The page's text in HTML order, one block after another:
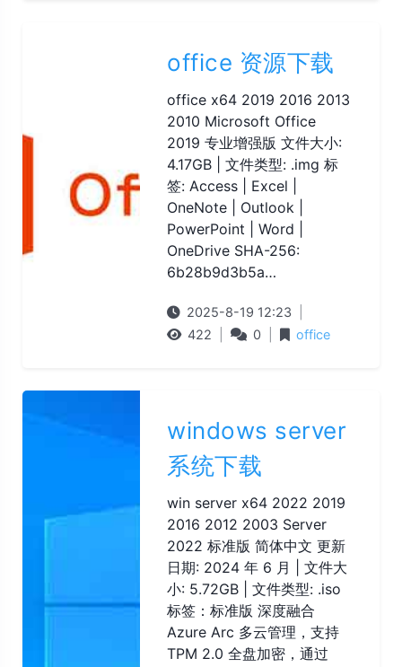
office 资源下载
office x64 2019 2016 2013
2010 Microsoft Office
2019 专业增强版 文件大小:
4.17GB | 文件类型: .img 标
签: Access | Excel |
OneNote | Outlook |
PowerPoint | Word |
OneDrive SHA-256:
6b28b9d3b5a…
2025-8-19 12:23
422
0 office
windows server
系统下载
win server x64 2022 2019
2016 2012 2003 Server
2022 标准版 简体中文 更新
日期: 2024 年 6 月 | 文件大
小: 5.72GB | 文件类型: .iso
标签：标准版 深度融合
Azure Arc 多云管理，支持
TPM 2.0 全盘加密，通过